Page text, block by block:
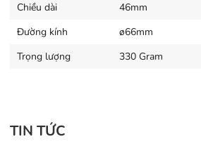
Teleconverter giá rẻ. Bạn có thể x2
Sau khi gắn Teleconver, chủ thể lớn
Ngoài khẩu độ giảm 2 lần, độ nét và
Chiều dài
46mm
Đường kính
ø66mm
Trọng lượng
330 Gram
TIN TỨC